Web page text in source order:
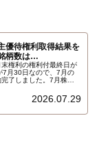
優待権利取得結果を
柄数は…
末権利の権利付最終日が
7月30日なので、7月の
了しました。7月株主
2026.07.29